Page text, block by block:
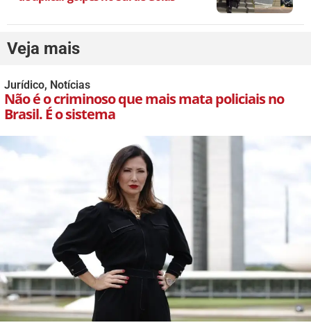
Veja mais
Jurídico, Notícias
Não é o criminoso que mais mata policiais no
Brasil. É o sistema